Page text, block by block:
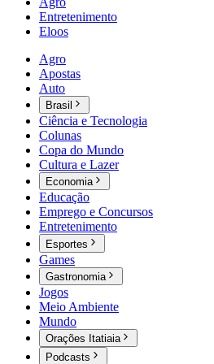
Entretenimento
Eloos
Agro
Apostas
Auto
Brasil
Ciência e Tecnologia
Colunas
Copa do Mundo
Cultura e Lazer
Economia
Educação
Emprego e Concursos
Entretenimento
Esportes
Games
Gastronomia
Jogos
Meio Ambiente
Mundo
Orações Itatiaia
Podcasts